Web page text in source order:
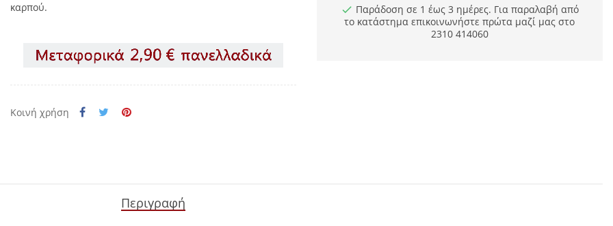
καρπού.
Κοινή χρήση
Παράδοση σε 1 έως 3 ημέρες. Για παραλαβή από
το κατάστημα επικοινωνήστε πρώτα μαζί μας στο
2310 414060
Περιγραφή